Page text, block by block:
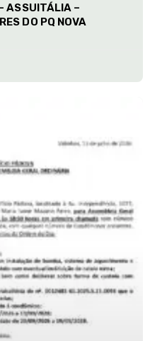
ASSUITÁLIA –
DO PQ NOVA